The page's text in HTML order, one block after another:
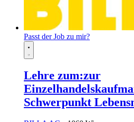
Passt der Job zu mir?
Lehre zum:zur
Schwerpunkt